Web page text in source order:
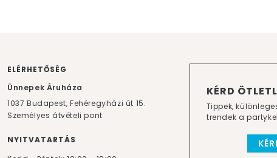
KÉRD
Tippek,
trendek a
ELÉRHETŐSÉG
Ünnepek Áruháza
1037 Budapest, Fehéregyházi út 15.
Személyes átvételi pont
NYITVATARTÁS